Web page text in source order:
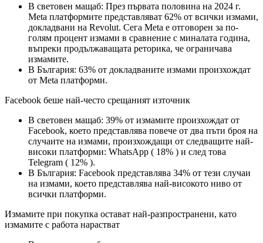
В световен мащаб: През първата половина на 2024 г.
Meta платформите представляват 62% от всички измами,
докладвани на Revolut. Сега Meta е отговорен за по-
голям процент измами в сравнение с миналата година,
въпреки продължаващата реторика, че ограничава
измамите.
В България: 63% от докладваните измами произхождат
от Meta платформи.
Facebook беше най-често срещаният източник
В световен мащаб: 39% от измамите произхождат от
Facebook, което представлява повече от два пъти броя на
случаите на измами, произхождащи от следващите най-
високи платформи: WhatsApp ( 18% ) и след това
Telegram ( 12% ).
В България: Facebook представлява 34% от тези случаи
на измами, което представлява най-високото ниво от
всички платформи.
Измамите при покупка остават най-разпространени, като
измамите с работа нарастват